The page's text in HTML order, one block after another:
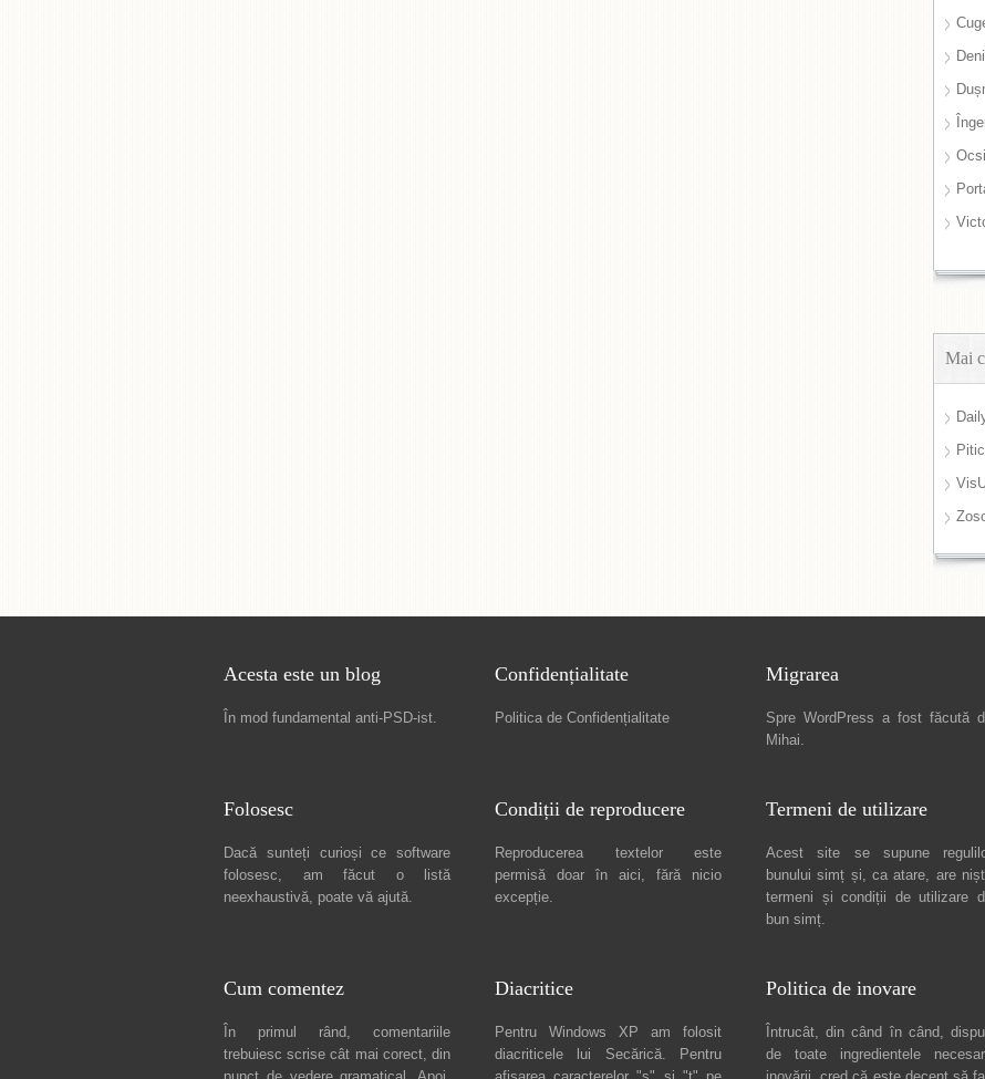
Mai
Acesta este un blog
În mod fundamental anti-PSD-ist.
Confidențialitate
Politica de Confidențialitate
Migrarea
Spre WordPress a fost făcută
Mihai.
Folosesc
Dacă sunteți curioși ce software
folosesc, am făcut o listă
neexhaustivă, poate vă ajută.
Condiții de reproducere
Reproducerea textelor este
permisă doar în aici, fără nicio
excepție.
Termeni de utilizare
Acest site se supune
bunului simț și, ca atare, are
termeni și condiții de utilizare
bun simț.
Cum comentez
În primul rând, comentariile
trebuiesc scrise cât mai corect, din
Diacritice
Pentru Windows XP am folosit
diacriticele lui Secărică. Pentru
Politica de inovare
Întrucât, din când în când,
de toate ingredientele